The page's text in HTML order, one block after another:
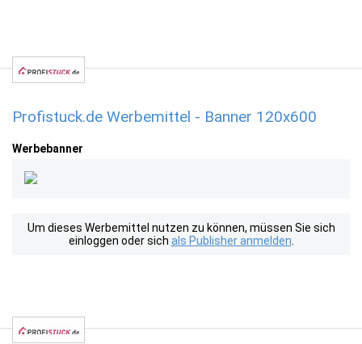
Profistuck.de Werbemittel - Banner 120x600
Werbebanner
Um dieses Werbemittel nutzen zu können, müssen Sie sich
einloggen oder sich als Publisher anmelden